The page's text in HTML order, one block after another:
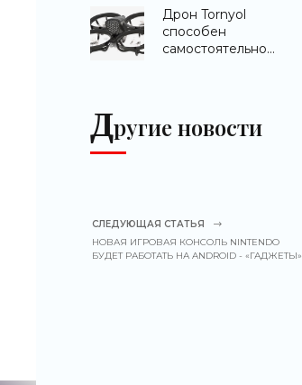
«Беспилотники»
Дрон Tornyol
способен
самостоятельно
Другие новости
СЛЕДУЮЩАЯ СТАТЬЯ
НОВАЯ ИГРОВАЯ КОНСОЛЬ NINTENDO
БУДЕТ РАБОТАТЬ НА ANDROID - «ГАДЖЕТЫ»